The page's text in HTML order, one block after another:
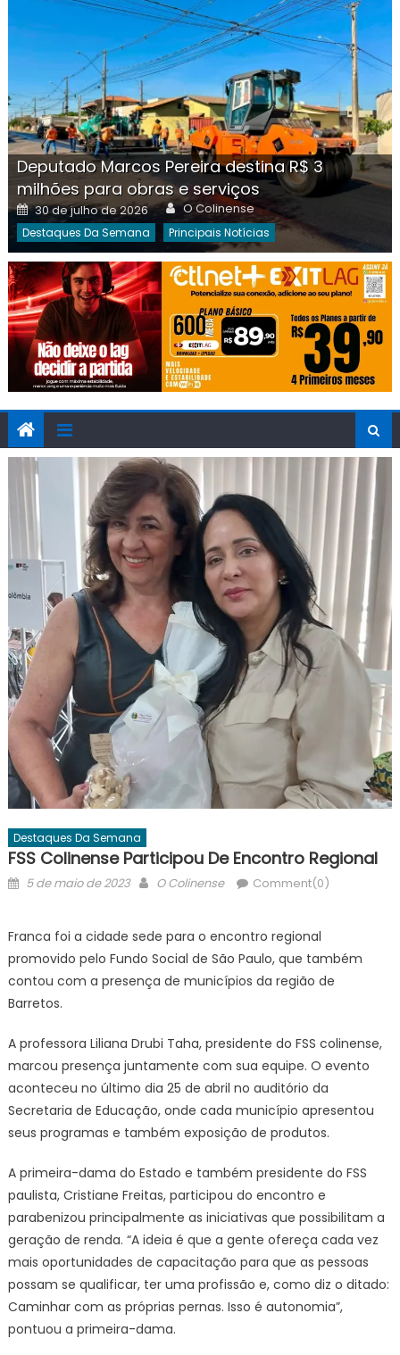
Deputado Marcos Pereira destina R$ 3
milhões para obras e serviços
Posted
on
30 de julho de 2026 Author
O Colinense
Destaques Da Semana Principais Notícias
Destaques Da Semana
FSS Colinense Participou De Encontro Regional
Posted
5 de maio de 2023 Author
O Colinense Comment(0)
Franca foi a cidade sede para o encontro regional
promovido pelo Fundo Social de São Paulo, que também
contou com a presença de municípios da região de
Barretos.
A professora Liliana Drubi Taha, presidente do FSS colinense,
marcou presença juntamente com sua equipe. O evento
aconteceu no último dia 25 de abril no auditório da
Secretaria de Educação, onde cada município apresentou
seus programas e também exposição de produtos.
A primeira-dama do Estado e também presidente do FSS
paulista, Cristiane Freitas, participou do encontro e
parabenizou principalmente as iniciativas que possibilitam a
geração de renda. “A ideia é que a gente ofereça cada vez
mais oportunidades de capacitação para que as pessoas
possam se qualificar, ter uma profissão e, como diz o ditado:
Caminhar com as próprias pernas. Isso é autonomia”,
pontuou a primeira-dama.